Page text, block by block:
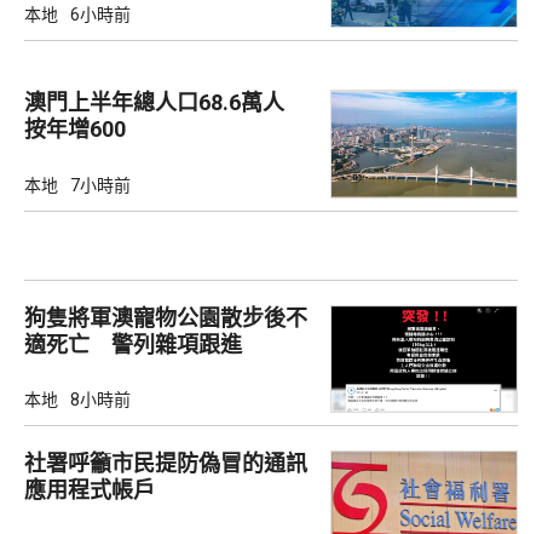
本地 6小時前
澳門上半年總人口68.6萬人
按年增600
本地 7小時前
狗隻將軍澳寵物公園散步後不
適死亡 警列雜項跟進
本地 8小時前
社署呼籲市民提防偽冒的通訊
應用程式帳戶